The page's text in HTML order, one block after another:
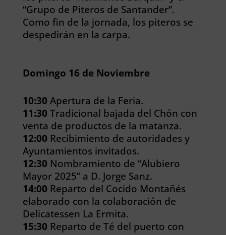
“Grupo de Piteros de Santander”.
Como fin de la jornada, los piteros se
despedirán en la carpa.
Domingo 16 de Noviembre
10:30 Apertura de la Feria.
11:30 Tradicional bajada del Chón con
venta de productos de la matanza.
12:00 Recibimiento de autoridades y
Ayuntamientos invitados.
12:30 Nombramiento de “Alubiero
Mayor 2025” a D. Jorge Sanz.
14:00 Reparto del Cocido Montañés
elaborado con la colaboración de
Delicatessen La Ermita.
15:30 Reparto de Té del puerto con